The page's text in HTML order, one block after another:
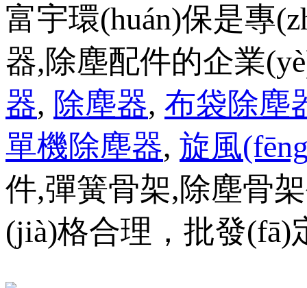
富宇環(huán)保是專
器,除塵配件的企業
器, 除塵器, 布袋除塵
單機除塵器, 旋風
件,彈簧骨架,除塵骨架生
(jià)格合理，批發(fā)